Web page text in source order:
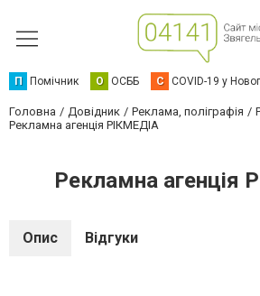
П Помічник О ОСББ C COVID-19 у
Головна Довідник Реклама, поліграфія
Рекламна агенція РІКМЕДІА
Рекламна агенція
Опис Відгуки